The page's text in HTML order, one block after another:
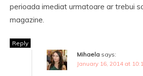
perioada imediat urmatoare ar trebui
magazine.
Reply
Mihaela says:
January 16, 2014 at